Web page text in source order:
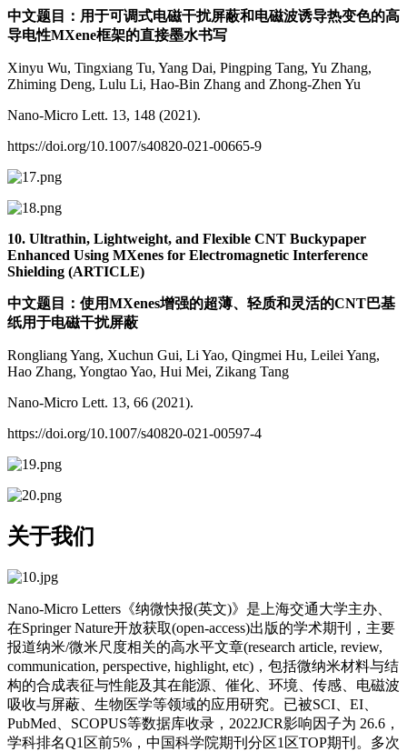
中文题目：用于可调式电磁干扰屏蔽和电磁波诱导热变色的高
导电性MXene框架的直接墨水书写
Xinyu Wu, Tingxiang Tu, Yang Dai, Pingping Tang, Yu Zhang,
Zhiming Deng, Lulu Li, Hao-Bin Zhang and Zhong-Zhen Yu
Nano-Micro Lett. 13, 148 (2021).
https://doi.org/10.1007/s40820-021-00665-9
10. Ultrathin, Lightweight, and Flexible CNT Buckypaper
Enhanced Using MXenes for Electromagnetic Interference
Shielding (ARTICLE)
中文题目：使用MXenes增强的超薄、轻质和灵活的CNT巴基
纸用于电磁干扰屏蔽
Rongliang Yang, Xuchun Gui, Li Yao, Qingmei Hu, Leilei Yang,
Hao Zhang, Yongtao Yao, Hui Mei, Zikang Tang
Nano-Micro Lett. 13, 66 (2021).
https://doi.org/10.1007/s40820-021-00597-4
关于我们
Nano-Micro Letters《纳微快报(英文)》是上海交通大学主办、
在Springer Nature开放获取(open-access)出版的学术期刊，主要
报道纳米/微米尺度相关的高水平文章(research article, review,
communication, perspective, highlight, etc)，包括微纳米材料与结
构的合成表征与性能及其在能源、催化、环境、传感、电磁波
吸收与屏蔽、生物医学等领域的应用研究。已被SCI、EI、
PubMed、SCOPUS等数据库收录，2022JCR影响因子为 26.6，
学科排名Q1区前5%，中国科学院期刊分区1区TOP期刊。多次